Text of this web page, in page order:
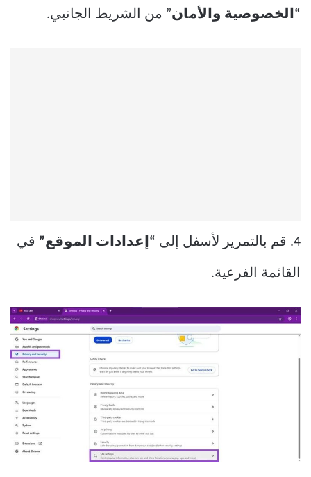
“الخصوصية والأمان” من الشريط الجانبي.
4. قم بالتمرير لأسفل إلى “إعدادات الموقع” في
القائمة الفرعية.